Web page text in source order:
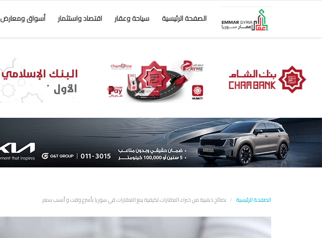
الصفحة الرئيسية سياحة وعقار اقتصاد واستثمار أسواق ومعارض
الصفحة الرئيسية نصائح ذهبية من خبراء العقارات لكيفية بيع العقارات في سوريا بأسرع وقت و أنسب سعر